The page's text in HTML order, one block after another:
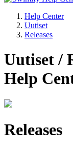
Help Center
Uutiset
Releases
Uutiset /
Help
Releases